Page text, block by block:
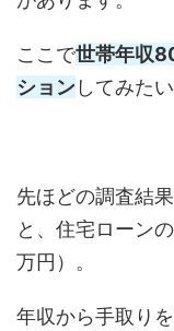
ここで世帯年収
ションしてみた
先ほどの調査結
と、住宅ローン
万円）。
年収から手取り